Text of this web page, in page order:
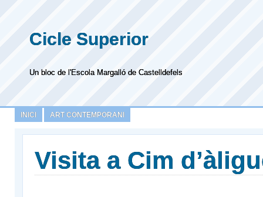
Cicle Superior
Un bloc de l'Escola Margalló de Castelldefels
INICI ART CONTEMPORANI
Visita a Cim